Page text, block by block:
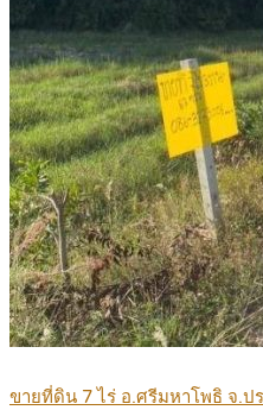
ขายที่ดิน 7 ไร่ อ.ศรีมหาโพธิ จ.ป